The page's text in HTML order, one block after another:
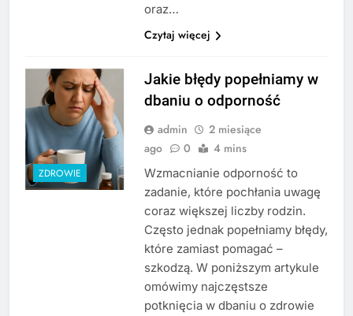
oraz…
Czytaj więcej
ZDROWIE
Jakie błędy popełniamy w
dbaniu o odporność
admin
2 miesiące
ago
0 4 mins
Wzmacnianie odporność to
zadanie, które pochłania uwagę
coraz większej liczby rodzin.
Często jednak popełniamy błędy,
które zamiast pomagać –
szkodzą. W poniższym artykule
omówimy najczęstsze
potknięcia w dbaniu o zdrowie